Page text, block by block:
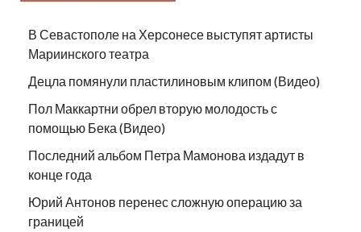
В Севастополе на Херсонесе выступят артисты
Мариинского театра
Децла помянули пластилиновым клипом (Видео)
Пол Маккартни обрел вторую молодость с
помощью Бека (Видео)
Последний альбом Петра Мамонова издадут в
конце года
Юрий Антонов перенес сложную операцию за
границей